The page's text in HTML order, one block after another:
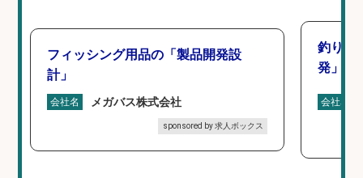
フィッシング用品の「製品開発設
計」
会社名 メガバス株式会社
sponsored by 求人ボックス
釣り好
発」/
会社名